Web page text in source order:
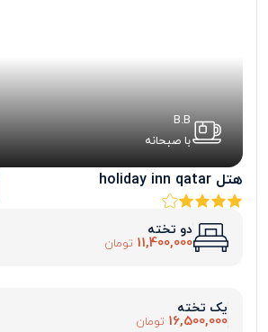
B.B
با صبحانه
هتل holiday inn qatar
دو تخته
11,400,000 تومان
یک تخته
16,500,000 تومان